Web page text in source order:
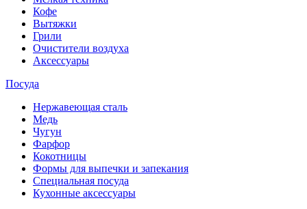
Кофе
Вытяжки
Грили
Очистители воздуха
Аксессуары
Посуда
Нержавеющая сталь
Медь
Чугун
Фарфор
Кокотницы
Формы для выпечки и запекания
Специальная посуда
Кухонные аксессуары